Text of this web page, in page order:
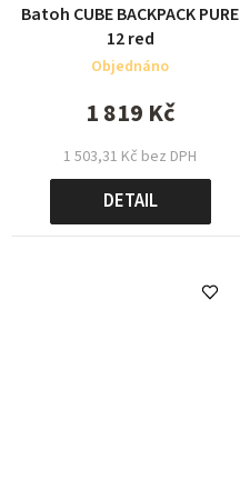
Batoh CUBE BACKPACK PURE
12 red
Objednáno
1 503,31 Kč bez DPH
1 819 Kč
DETAIL